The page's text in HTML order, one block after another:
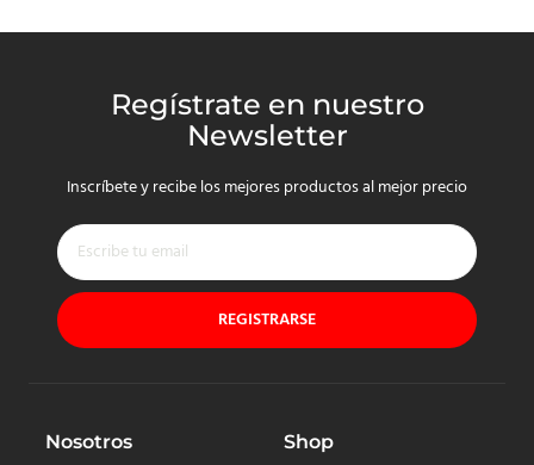
Regístrate en nuestro
Newsletter
Inscríbete y recibe los mejores productos al mejor precio
REGISTRARSE
Nosotros Shop